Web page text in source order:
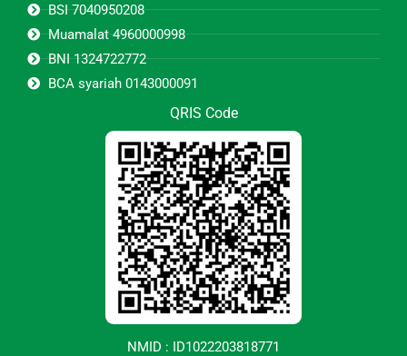
BSI 7040950208
Muamalat 4960000998
BNI 1324722772
BCA syariah 0143000091
QRIS Code
NMID : ID1022203818771